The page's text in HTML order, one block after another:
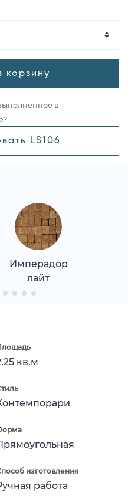
корзину
в
LS106
Имперадор
лайт
кв.м
изготовления
работа